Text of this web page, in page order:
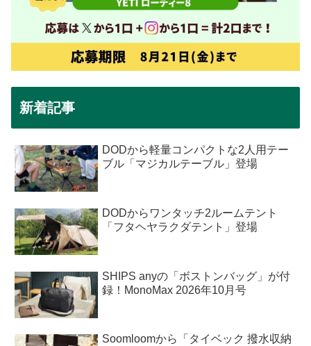
新着記事
DODから軽量コンパクトな2人用テー
ブル「マジカルテーブル」登場
DODからワンタッチ2ルームテント
「フタヘヤラクダテント」登場
SHIPS anyの「ボストンバッグ」が付
録！MonoMax 2026年10月号
Soomloomから「タイベック 撥水収納